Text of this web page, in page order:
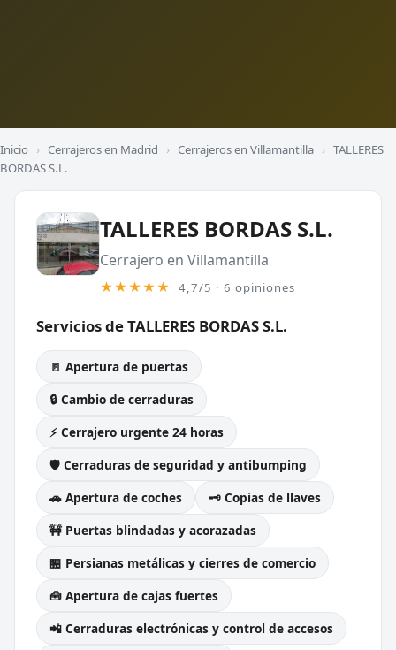
Inicio › Cerrajeros en Madrid › Cerrajeros en Villamantilla › TALLERES
BORDAS S.L.
TALLERES BORDAS S.L.
Cerrajero en Villamantilla
★★★★★ 4,7/5 · 6 opiniones
Servicios de TALLERES BORDAS S.L.
🚪 Apertura de puertas
🔒 Cambio de cerraduras
⚡ Cerrajero urgente 24 horas
🛡️ Cerraduras de seguridad y antibumping
🚗 Apertura de coches
🗝️ Copias de llaves
🚧 Puertas blindadas y acorazadas
🏪 Persianas metálicas y cierres de comercio
🧰 Apertura de cajas fuertes
📲 Cerraduras electrónicas y control de accesos